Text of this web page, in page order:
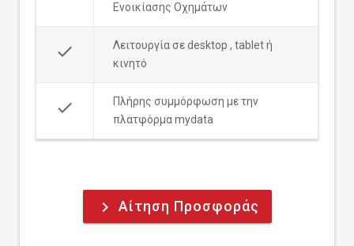
Ενοικίασης Οχημάτων
done
Λειτουργία σε desktop , tablet ή
κινητό
done
Πλήρης συμμόρφωση με την
πλατφόρμα mydata
keyboard_arrow_right Αίτηση Προσφοράς